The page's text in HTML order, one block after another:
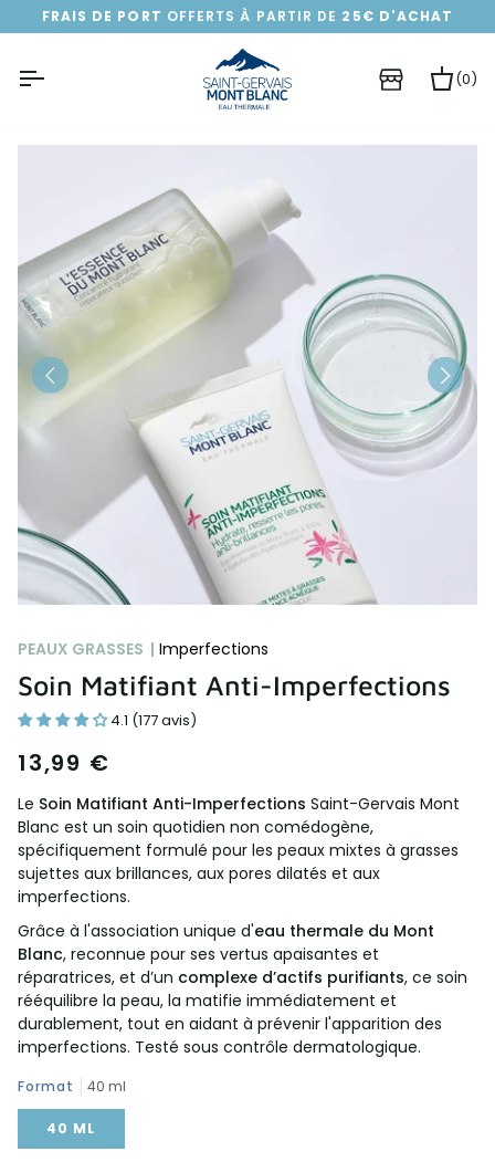
Passer
au
FRAIS DE PORT OFFERTS À PARTIR DE 25€ D'ACHAT
(0)
PEAUX GRASSES | Imperfections
Soin Matifiant Anti-Imperfections
4.1 (177 avis)
13,99 €
Le Soin Matifiant Anti-Imperfections Saint-Gervais Mont
Blanc est un soin quotidien non comédogène,
spécifiquement formulé pour les peaux mixtes à grasses
sujettes aux brillances, aux pores dilatés et aux
imperfections.
Grâce à l'association unique d'eau thermale du Mont
Blanc, reconnue pour ses vertus apaisantes et
réparatrices, et d’un complexe d’actifs purifiants, ce soin
rééquilibre la peau, la matifie immédiatement et
durablement, tout en aidant à prévenir l'apparition des
imperfections. Testé sous contrôle dermatologique.
Format 40 ml
40 ML